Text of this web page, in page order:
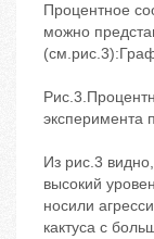
Процентное
можно
эксперимента
Из рис.3
высокий
носили
кактуса с